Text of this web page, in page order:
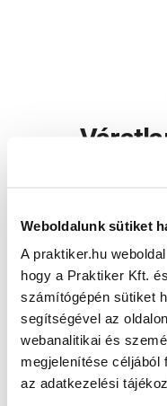
Weboldalunk sütiket
A praktiker.hu
hogy a Praktiker Kft.
számítógépén sütiket
segítségével az
webanalitikai és
megjelenítése céljából
az adatkezelési